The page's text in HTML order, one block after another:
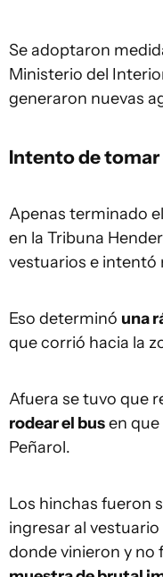
Se adoptaron
Ministerio del
generaron nuevas
Intento de tomar
Apenas terminado
en la Tribuna
vestuarios e intentó
Eso determinó una
que corrió hacia la
Afuera se tuvo que
rodear el busen
Peñarol.
Los hinchas fueron
ingresar al
donde vinieron y no